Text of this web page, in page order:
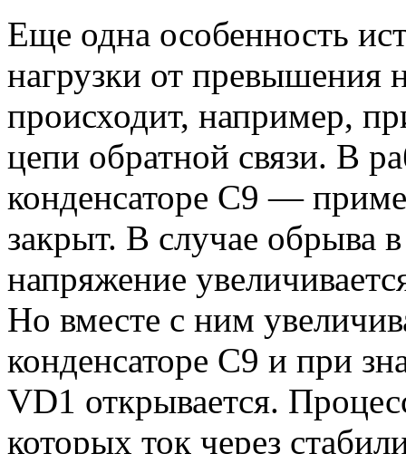
Еще одна особенность
нагрузки от превышения
происходит, например,
цепи обратной связи. В
конденсаторе С9 —
закрыт. В случае обрыва
напряжение
Но вместе с ним
конденсаторе С9 и при
VD1 открывается.
которых ток через